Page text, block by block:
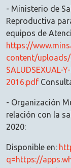
- Ministerio de
Reproductiva
equipos de
https://
content/uploads/
SALUDSEXUAL-
2016.pdf
- Organización
relación con la
2020:
Disponible en:
q=https://apps.who.int/iris/rest/bitstreams/1152209/